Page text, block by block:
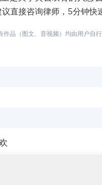
直接咨询律师，5分钟快
作品（图文、音视频）均由用户自